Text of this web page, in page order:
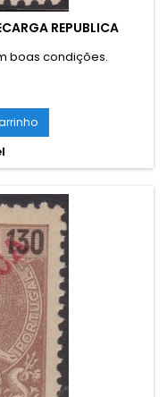
REPUBLICA
boas condições.